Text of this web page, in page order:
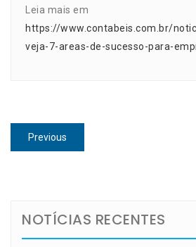
Leia mais em
https://www.contabeis.com.br/
veja-7-areas-de-sucesso-para-
Navegação
de
Previous
post:
NOTÍCIAS RECENTES